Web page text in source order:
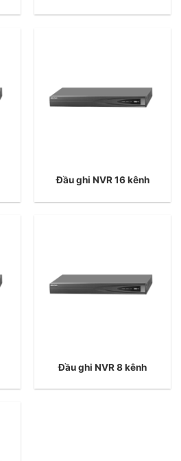
Đầu ghi NVR 16 kênh
Đầu ghi NVR 8 kênh